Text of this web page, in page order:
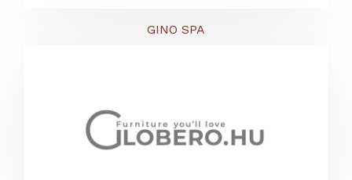
GINO SPA